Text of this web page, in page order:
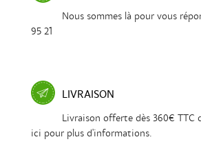
Nous sommes là pour vous
95 21
LIVRAISON
Livraison offerte dès 360€ TTC
ici pour plus d'informations.